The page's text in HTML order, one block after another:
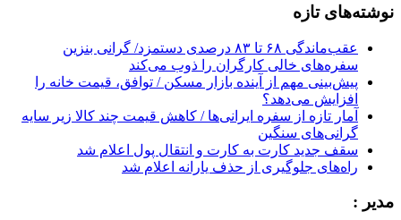
نوشته‌های تازه
عقب‌ماندگی ۶۸ تا ۸۳ درصدی دستمزد/ گرانی بنزین
سفره‌های خالی کارگران را ذوب می‌کند
پیش‌بینی مهم از آینده بازار مسکن / توافق، قیمت خانه را
افزایش می‌دهد؟
آمار تازه از سفره ایرانی‌ها / کاهش قیمت چند کالا زیر سایه
گرانی‌های سنگین
سقف جدید کارت به کارت و انتقال پول اعلام شد
راه‌های جلوگیری از حذف یارانه اعلام شد
مدیر :